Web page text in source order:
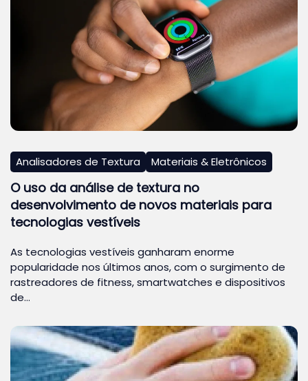
Analisadores de Textura Materiais & Eletrônicos
O uso da análise de textura no
desenvolvimento de novos materiais para
tecnologias vestíveis
As tecnologias vestíveis ganharam enorme
popularidade nos últimos anos, com o surgimento de
rastreadores de fitness, smartwatches e dispositivos
de…